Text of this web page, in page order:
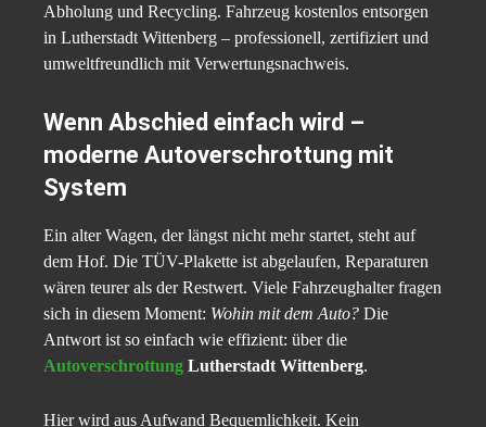
Abholung und Recycling. Fahrzeug kostenlos entsorgen
in Lutherstadt Wittenberg – professionell, zertifiziert und
umweltfreundlich mit Verwertungsnachweis.
Wenn Abschied einfach wird –
moderne Autoverschrottung mit
System
Ein alter Wagen, der längst nicht mehr startet, steht auf
dem Hof. Die TÜV-Plakette ist abgelaufen, Reparaturen
wären teurer als der Restwert. Viele Fahrzeughalter fragen
sich in diesem Moment: Wohin mit dem Auto? Die
Antwort ist so einfach wie effizient: über die
Autoverschrottung Lutherstadt Wittenberg.
Hier wird aus Aufwand Bequemlichkeit. Kein